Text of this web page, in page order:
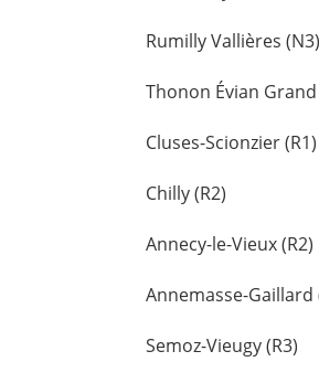
Rumilly Vallières (N3)
Thonon Évian Grand
Cluses-Scionzier (R1)
Chilly (R2)
Annecy-le-Vieux (R2)
Annemasse-Gaillard
Semoz-Vieugy (R3)